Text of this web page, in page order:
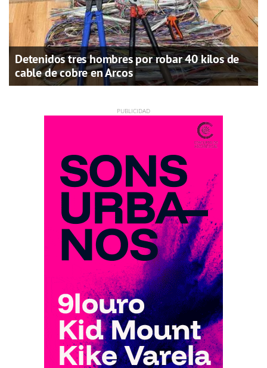
Detenidos tres hombres por robar 40 kilos de
cable de cobre en Arcos